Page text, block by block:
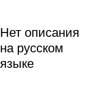
Нет описания
на русском
языке